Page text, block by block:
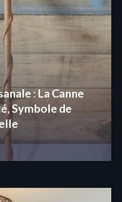
: La Canne
Symbole de